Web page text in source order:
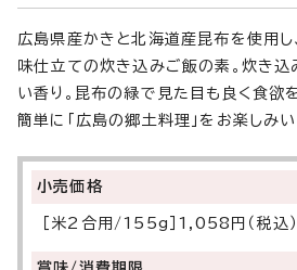
広島県産かきと北海道産昆布を使用し
味仕立ての炊き込みご飯の素。炊き込
い香り。昆布の緑で見た目も良く食欲
簡単に「広島の郷土料理」をお楽しみい
小売価格
［米2合用/155g］1,058円（税込